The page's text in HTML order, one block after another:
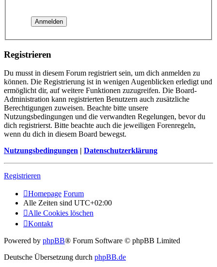
Registrieren
Du musst in diesem Forum registriert sein, um dich anmelden zu
können. Die Registrierung ist in wenigen Augenblicken erledigt und
ermöglicht dir, auf weitere Funktionen zuzugreifen. Die Board-
Administration kann registrierten Benutzern auch zusätzliche
Berechtigungen zuweisen. Beachte bitte unsere
Nutzungsbedingungen und die verwandten Regelungen, bevor du
dich registrierst. Bitte beachte auch die jeweiligen Forenregeln,
wenn du dich in diesem Board bewegst.
Nutzungsbedingungen | Datenschutzerklärung
Registrieren
Homepage Forum
Alle Zeiten sind UTC+02:00
Alle Cookies löschen
Kontakt
Powered by phpBB® Forum Software © phpBB Limited
Deutsche Übersetzung durch phpBB.de